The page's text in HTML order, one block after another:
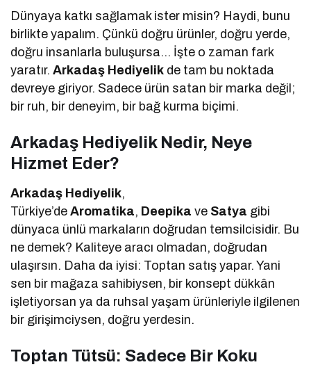
Dünyaya katkı sağlamak ister misin? Haydi, bunu
birlikte yapalım. Çünkü doğru ürünler, doğru yerde,
doğru insanlarla buluşursa… İşte o zaman fark
yaratır.Arkadaş Hediyelik de tam bu noktada
devreye giriyor. Sadece ürün satan bir marka değil;
bir ruh, bir deneyim, bir bağ kurma biçimi.
Arkadaş Hediyelik Nedir, Neye
Hizmet Eder?
Arkadaş Hediyelik,
Türkiye’deAromatika, Deepika ve Satya gibi
dünyaca ünlü markaların doğrudan temsilcisidir. Bu
ne demek? Kaliteye aracı olmadan, doğrudan
ulaşırsın. Daha da iyisi: Toptan satış yapar. Yani
sen bir mağaza sahibiysen, bir konsept dükkân
işletiyorsan ya da ruhsal yaşam ürünleriyle ilgilenen
bir girişimciysen, doğru yerdesin.
Toptan Tütsü: Sadece Bir Koku